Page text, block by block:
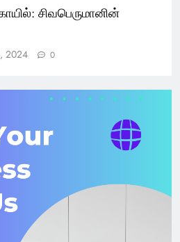
சிவபெருமானின்
2024 0